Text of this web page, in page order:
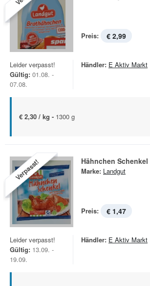
Preis: € 2,99
Leider verpasst!
Gültig: 01.08. -
07.08.
Händler: E Aktiv Markt
€ 2,30 / kg - 1300 g
Verpasst! Hähnchen Schenkel
Marke: Landgut
Preis: € 1,47
Leider verpasst!
Gültig: 13.09. -
19.09.
Händler: E Aktiv Markt